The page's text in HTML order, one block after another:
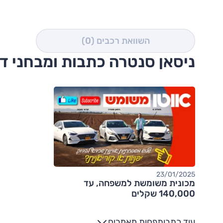
השוואת רכבים (0)
ניסאן סנטרה כתבות ומבחני
23/01/2025
מכונית משומשת למשפחה, עד
140,000 שקלים